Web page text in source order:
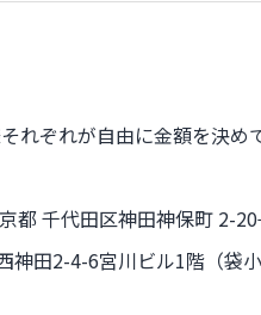
れぞれが自由に金額を決め
千代田区神田神保町 2-
田2-4-6宮川ビル1階（袋小